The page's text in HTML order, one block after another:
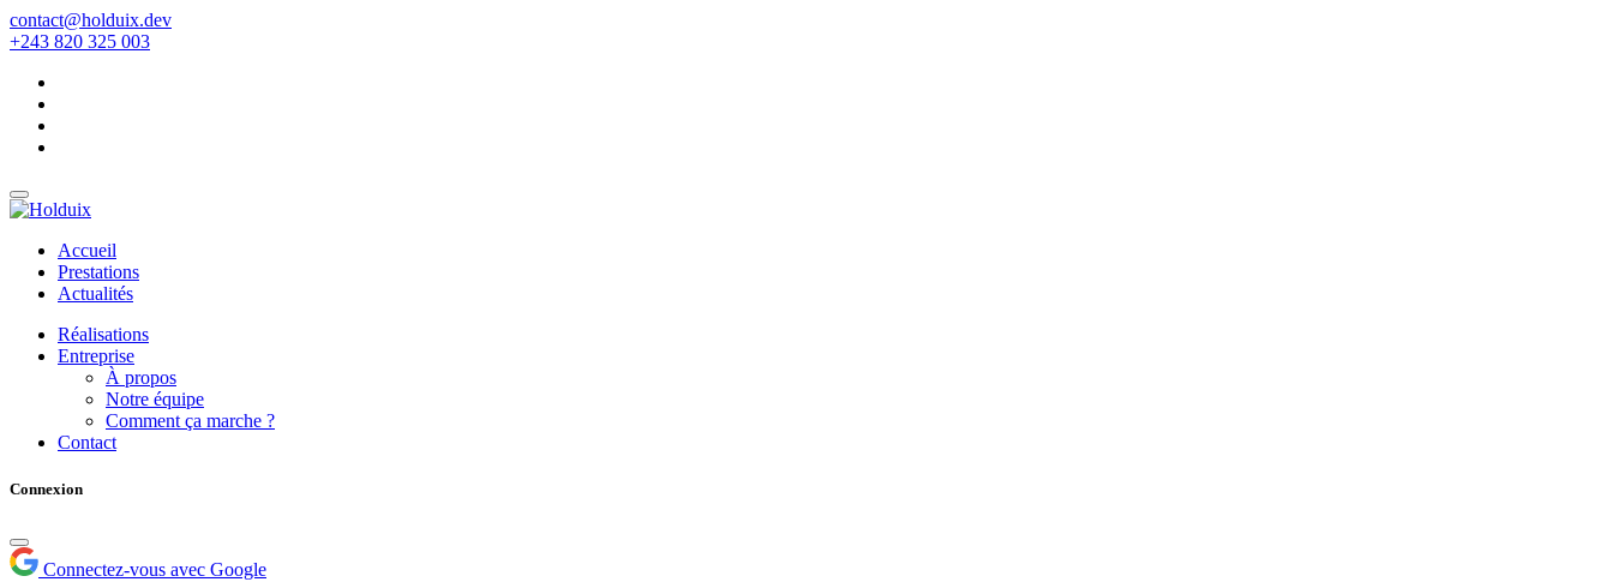
contact@holduix.dev
+243 820 325 003
Accueil
Prestations
Actualités
Réalisations
Entreprise
À propos
Notre équipe
Comment ça marche ?
Contact
Connexion
Connectez-vous avec Google